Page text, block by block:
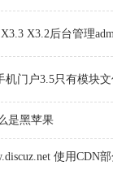
X3.2后台管理
机门户3.5只有模块
是黑苹果
使用CDN